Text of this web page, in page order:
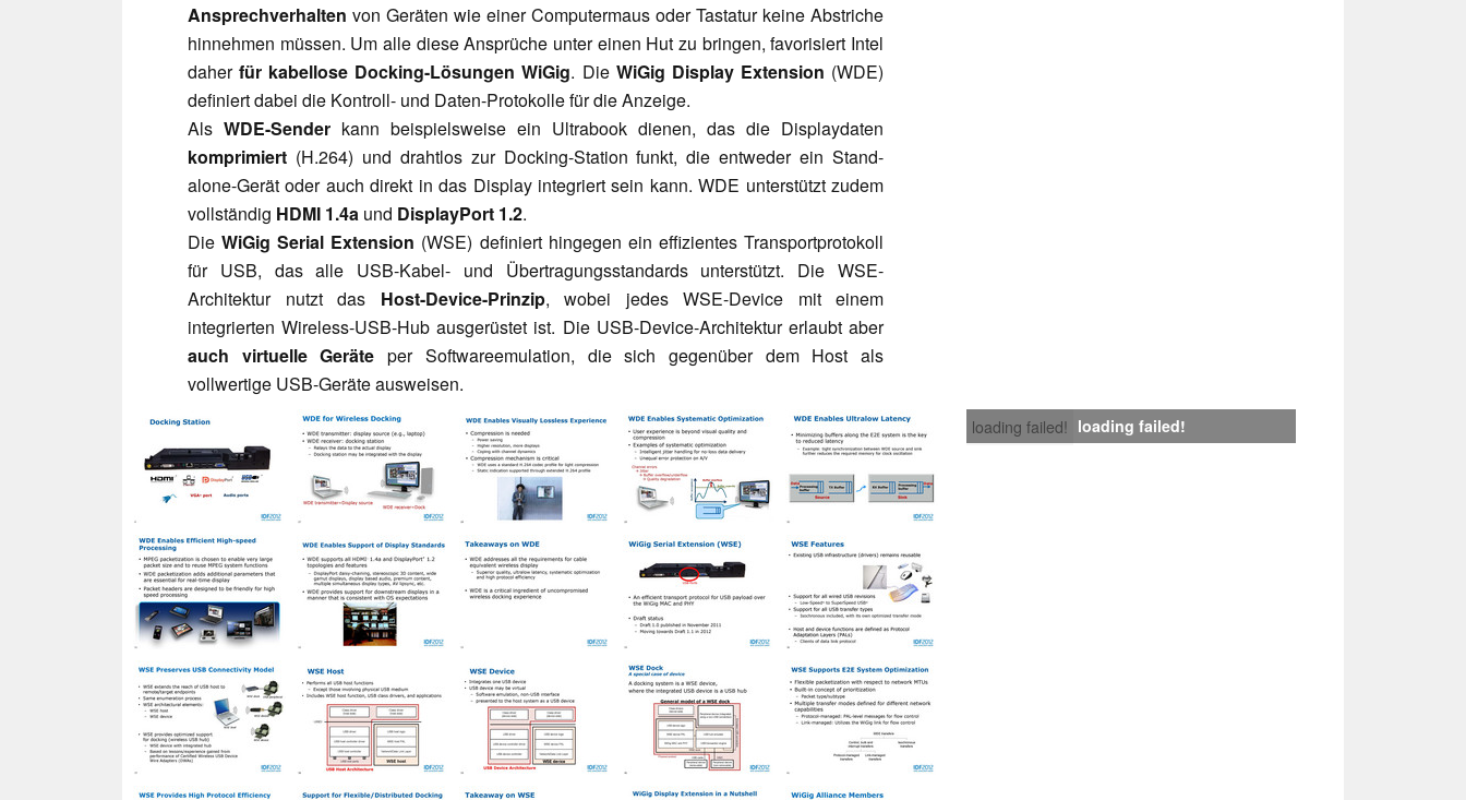
Ansprechverhalten von Geräten wie einer Computermaus oder Tastatur keine Abstriche
hinnehmen müssen. Um alle diese Ansprüche unter einen Hut zu bringen, favorisiert Intel
daherfür kabellose Docking-Lösungen WiGig. Die WiGig Display Extension (WDE)
definiert dabei die Kontroll- und Daten-Protokolle für die Anzeige.
Als WDE-Sender kann beispielsweise ein Ultrabook dienen, das die Displaydaten
komprimiert (H.264) und drahtlos zur Docking-Station funkt, die entweder ein Stand-
alone-Gerät oder auch direkt in das Display integriert sein kann. WDE unterstützt zudem
vollständig HDMI 1.4a und DisplayPort 1.2.
DieWiGig Serial Extension (WSE) definiert hingegen ein effizientes Transportprotokoll
für USB, das alle USB-Kabel- und Übertragungsstandards unterstützt. Die WSE-
Architektur nutzt das Host-Device-Prinzip, wobei jedes WSE-Device mit einem
integrierten Wireless-USB-Hub ausgerüstet ist. Die USB-Device-Architektur erlaubt aber
auch virtuelle Geräte per Softwareemulation, die sich gegenüber dem Host als
vollwertige USB-Geräte ausweisen.
loading failed! loading failed!